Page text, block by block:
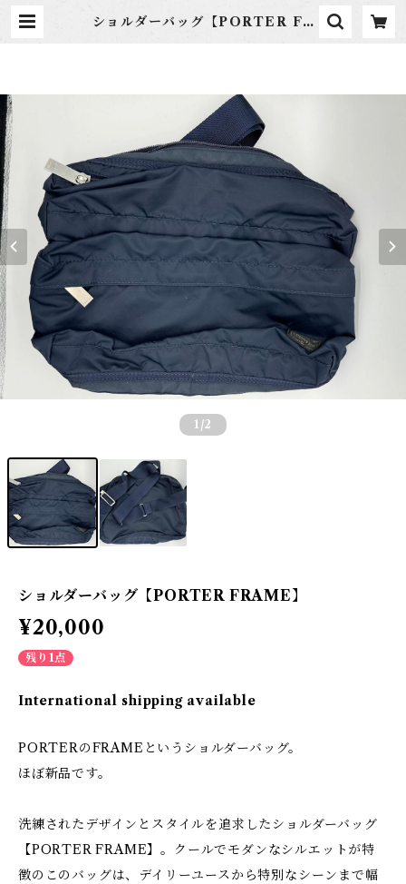
ショルダーバッグ【PORTER FR
1 /2
ショルダーバッグ【PORTER FRAME】
¥20,000
残り1点
International shipping available
PORTERのFRAMEというショルダーバッグ。
ほぼ新品です。
洗練されたデザインとスタイルを追求したショルダーバッグ
【PORTER FRAME】。クールでモダンなシルエットが特
徴のこのバッグは、デイリーユースから特別なシーンまで幅